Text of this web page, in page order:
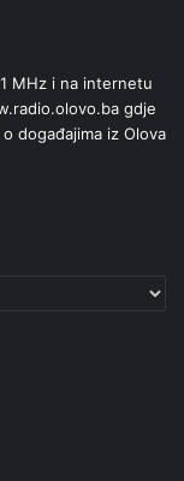
MHz i na internetu
gdje
događajima iz Olova